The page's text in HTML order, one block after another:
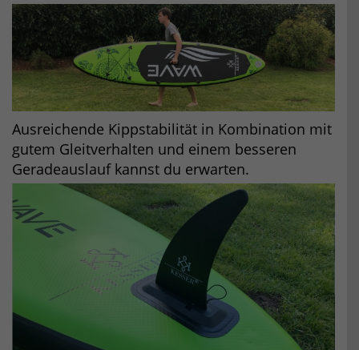
Ausreichende Kippstabilität in Kombination mit
gutem Gleitverhalten und einem besseren
Geradeauslauf kannst du erwarten.